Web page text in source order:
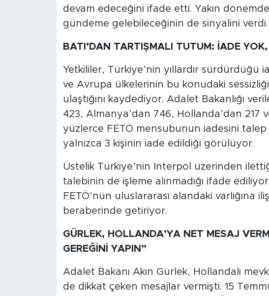
devam edeceğini ifade etti. Yakın
gündeme gelebileceğinin de sinyalini verdi.
BATI’DAN TARTIŞMALI TUTUM: İADE
Yetkililer, Türkiye’nin yıllardır sürdürdüğü
ve Avrupa ülkelerinin bu konudaki
ulaştığını kaydediyor. Adalet Bakanlığı
423, Almanya’dan 746, Hollanda’dan 217
yüzlerce FETÖ mensubunun iadesini
yalnızca 3 kişinin iade edildiği görülüyor.
Üstelik Türkiye’nin Interpol üzerinden
talebinin de işleme alınmadığı ifade
FETÖ’nün uluslararası alandaki varlığına
beraberinde getiriyor.
GÜRLEK, HOLLANDA’YA NET MESAJ
GEREĞİNİ YAPIN”
Adalet Bakanı Akın Gürlek, Hollandalı
de dikkat çeken mesajlar vermişti. 15